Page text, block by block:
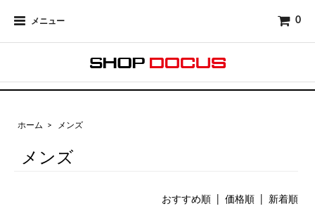
メニュー 0
ホーム > メンズ
メンズ
おすすめ順 | 価格順 新着順